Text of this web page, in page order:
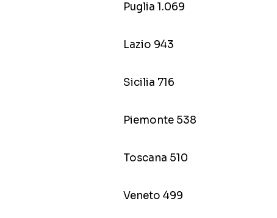
Puglia 1.069
Lazio 943
Sicilia 716
Piemonte 538
Toscana 510
Veneto 499